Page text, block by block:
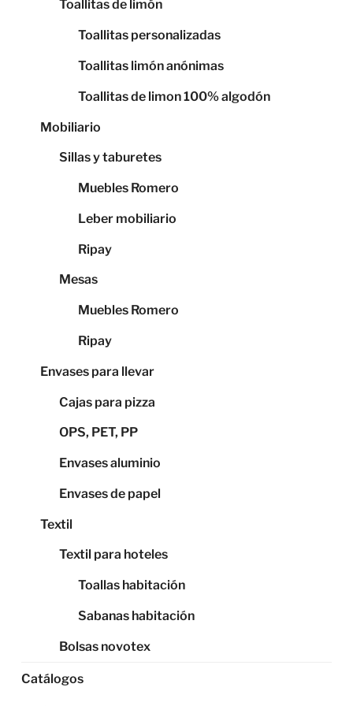
Toallitas de limón
Toallitas personalizadas
Toallitas limón anónimas
Toallitas de limon 100% algodón
Mobiliario
Sillas y taburetes
Muebles Romero
Leber mobiliario
Ripay
Mesas
Muebles Romero
Ripay
Envases para llevar
Cajas para pizza
OPS, PET, PP
Envases aluminio
Envases de papel
Textil
Textil para hoteles
Toallas habitación
Sabanas habitación
Bolsas novotex
Catálogos